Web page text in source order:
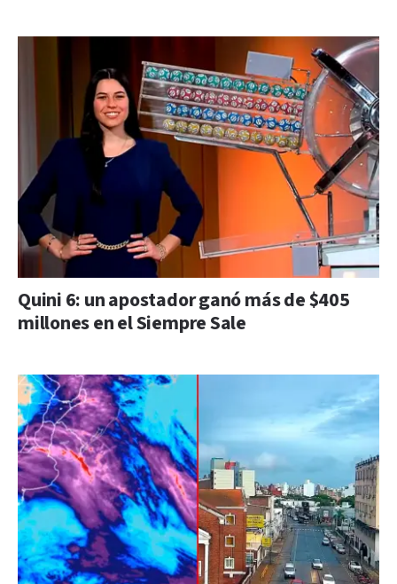
Quini 6: un apostador ganó más de $405
millones en el Siempre Sale